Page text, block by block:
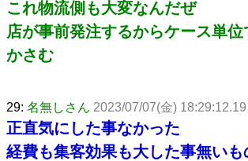
これ物流側も大変なんだぜ
店が事前発注するからケース単
かさむ
29: 名無しさん 2023/07/07(金)
正直気にした事なかった
経費も集客効果も大した事無いも